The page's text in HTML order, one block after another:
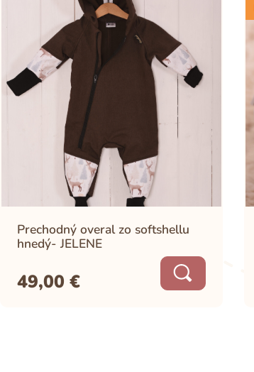
Prechodný overal zo softshellu
hnedý- JELENE
49,00 €